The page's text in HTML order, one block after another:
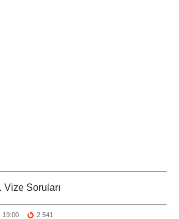
Vize Soruları
19:00 2 541